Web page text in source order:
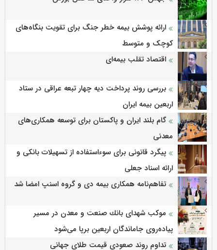
ارائه پوشش بیمه خطر جنگ برای تقویت بنگاه‌های
کوچک و متوسط
اقتصاد تقلب بیمه‌ای
بررسی روند پرداخت دیه چهار تبعه عراقی در ستاد
اربعین بیمه ایران
گام بلند ایران و پاکستان برای توسعه همکاری‌های
معدنی
پیگرد قانونی برای سوءاستفاده از تسهیلات بانکی و
ارائه اسناد جعلی
تفاهم‌نامه همکاری بیمه دی و گروه اسنپ امضا شد
موكب شهدای بانك صنعت و معدن در مسیر
پیاده‌روی جاماندگان اربعین برپا می‌شود
تداوم روند صعودی قیمت طلای جهانی